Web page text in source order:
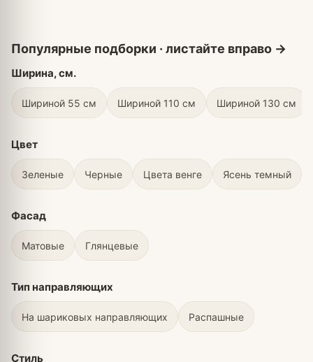
Ширина, см.
Шириной 55 см Шириной 110 см Шириной 130 см
Цвет
Зеленые Черные Цвета венге Ясень темный
Фасад
Матовые Глянцевые
Тип направляющих
На шариковых направляющих Распашные
Стиль